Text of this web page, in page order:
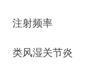
注射频率
类风湿关节炎